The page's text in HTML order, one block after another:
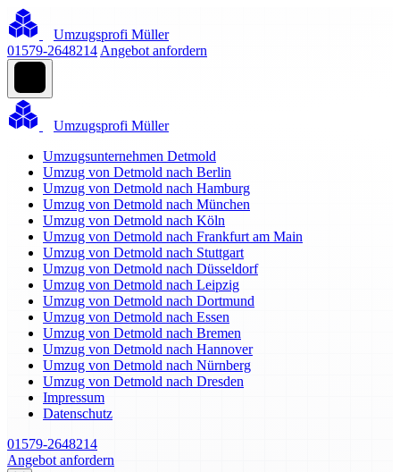
Umzugsprofi Müller
01579-2648214 Angebot anfordern
Umzugsprofi Müller
Umzugsunternehmen Detmold
Umzug von Detmold nach Berlin
Umzug von Detmold nach Hamburg
Umzug von Detmold nach München
Umzug von Detmold nach Köln
Umzug von Detmold nach Frankfurt am Main
Umzug von Detmold nach Stuttgart
Umzug von Detmold nach Düsseldorf
Umzug von Detmold nach Leipzig
Umzug von Detmold nach Dortmund
Umzug von Detmold nach Essen
Umzug von Detmold nach Bremen
Umzug von Detmold nach Hannover
Umzug von Detmold nach Nürnberg
Umzug von Detmold nach Dresden
Impressum
Datenschutz
01579-2648214
Angebot anfordern